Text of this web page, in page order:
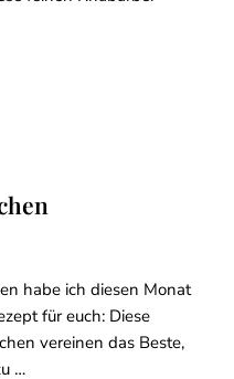
habe ich diesen Monat
für euch: Diese
vereinen das Beste,
…